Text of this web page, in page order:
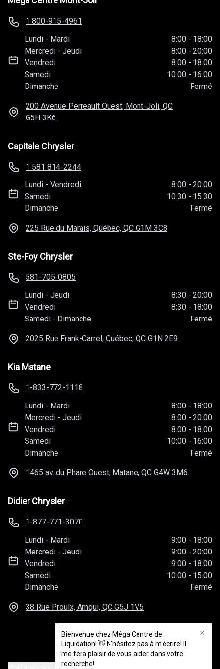
Bienvenue chez Méga Centre de
Liquidation! 👋 N'hésitez pas à m'écrire! Il
me fera plaisir de vous aider dans votre
recherche!
1 800-915-4961
Lundi - Mardi 8:00 - 18:00
Mercredi -Jeudi 8:00 - 20:00
Vendredi
8:00 - 18:00
Samedi
10:00 - 16:00
Dimanche
Fermé
200 Avenue Perreault Ouest, Mont-Joli, QC
G5H 3K6
Capitale Chrysler
1 581 814-2244
Lundi -Vendredi 8:00 - 20:00
Samedi
10:30 - 15:30
Dimanche
Fermé
225 Rue du Marais, Québec, QC G1M 3C8
Ste-Foy Chrysler
581-705-0805
Lundi -Jeudi 8:30 - 20:00
Vendredi
8:30 - 18:00
Samedi - Dimanche Fermé
2025 Rue Frank-Carrel, Québec, QC G1N 2E9
Kia Matane
1-833-772-1118
Lundi - Mardi 8:00 - 18:00
Mercredi -Jeudi 8:00 - 20:00
Vendredi
8:00 - 18:00
Samedi
10:00 - 16:00
Dimanche
Fermé
1465 av. du Phare Ouest, Matane, QC G4W 3M6
Didier Chrysler
1-877-771-3070
Lundi - Mardi 9:00 - 18:00
Mercredi -Jeudi 9:00 - 20:00
Vendredi
9:00 - 18:00
Samedi
10:00 - 15:00
Dimanche
Fermé
38 Rue Proulx, Amqui, QC G5J 1V5